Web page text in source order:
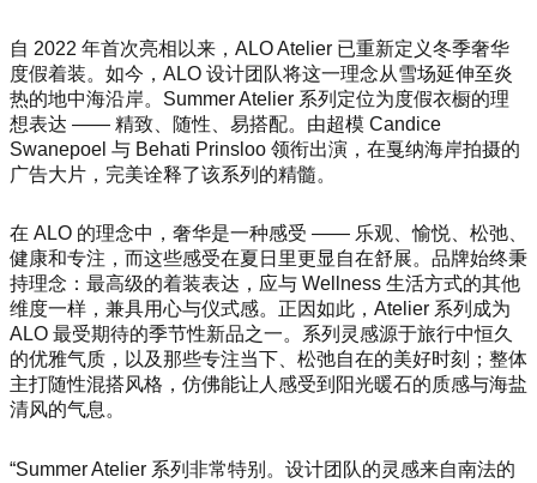
自 2022 年首次亮相以来，ALO Atelier 已重新定义冬季奢华
度假着装。如今，ALO 设计团队将这一理念从雪场延伸至炎
热的地中海沿岸。Summer Atelier 系列定位为度假衣橱的理
想表达 —— 精致、随性、易搭配。由超模 Candice
Swanepoel 与 Behati Prinsloo 领衔出演，在戛纳海岸拍摄的
广告大片，完美诠释了该系列的精髓。
在 ALO 的理念中，奢华是一种感受 —— 乐观、愉悦、松弛、
健康和专注，而这些感受在夏日里更显自在舒展。品牌始终秉
持理念：最高级的着装表达，应与 Wellness 生活方式的其他
维度一样，兼具用心与仪式感。正因如此，Atelier 系列成为
ALO 最受期待的季节性新品之一。系列灵感源于旅行中恒久
的优雅气质，以及那些专注当下、松弛自在的美好时刻；整体
主打随性混搭风格，仿佛能让人感受到阳光暖石的质感与海盐
清风的气息。
“Summer Atelier 系列非常特别。设计团队的灵感来自南法的